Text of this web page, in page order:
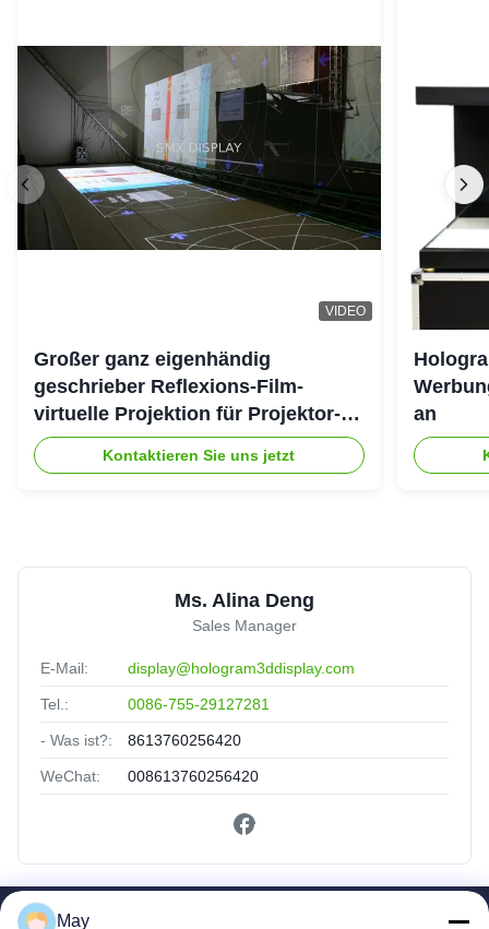
VIDEO
Großer ganz eigenhändig
geschrieber Reflexions-Film-
virtuelle Projektion für Projektor-
System des Hologramm-3D
Kontaktieren Sie uns jetzt
an
Ms. Alina Deng
Sales Manager
E-Mail: display@hologram3ddisplay.com
Tel.: 0086-755-29127281
- Was ist?: 8613760256420
WeChat: 008613760256420
May